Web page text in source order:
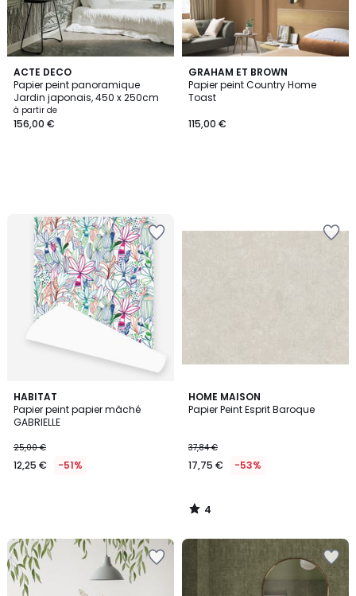
ACTE DECO
Papier peint panoramique
Jardin japonais, 450 x 250cm
à partir de
156,00 €
GRAHAM ET BROWN
Papier peint Country Home
Toast
115,00 €
HABITAT
Papier peint papier mâché
GABRIELLE
25,00 €
12,25 € -51%
HOME MAISON
Papier Peint Esprit Baroque
37,84 €
17,75 € -53%
4
/
4
/